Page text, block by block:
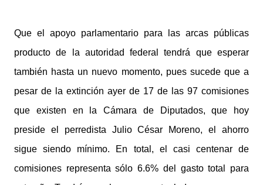
Que el apoyo parlamentario para las arcas públicas
producto de la autoridad federal tendrá que esperar
también hasta un nuevo momento, pues sucede que a
pesar de la extinción ayer de 17 de las 97 comisiones
que existen en la Cámara de Diputados, que hoy
preside el perredista Julio César Moreno, el ahorro
sigue siendo mínimo. En total, el casi centenar de
comisiones representa sólo 6.6% del gasto total para